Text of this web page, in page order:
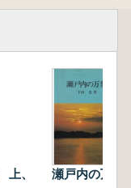
、
瀬戸内の万葉